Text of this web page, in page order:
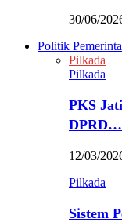
30/06/
Politik
Pilkada
Pilkada
PKS
DPRD…
12/03/
Pilkada
Sistem